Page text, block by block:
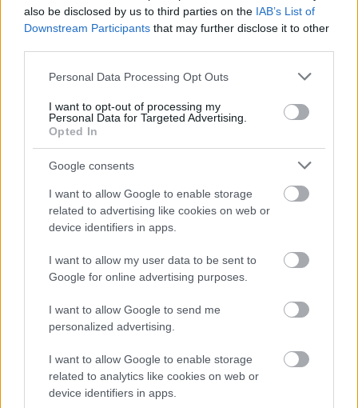
also be disclosed by us to third parties on the IAB’s List of
Downstream Participants that may further disclose it to other
Please note that this website/app uses one or more Google
not limited to your visit or usage behaviour. You may click to
grant or deny consent to Google and its third-party tags to
use your data for below specified purposes in below Google
Personal Data Processing Opt Outs
I want to opt-out of processing my
Personal Data for Targeted Advertising.
Opted In
Google consents
I want to allow Google to enable storage
related to advertising like cookies on web or
device identifiers in apps.
I want to allow my user data to be sent to
Google for online advertising purposes.
I want to allow Google to send me
personalized advertising.
I want to allow Google to enable storage
related to analytics like cookies on web or
device identifiers in apps.